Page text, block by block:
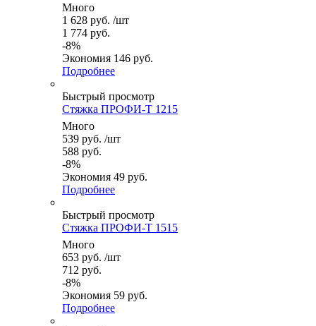
Много
1 628 руб. /шт
1 774 руб.
-8%
Экономия 146 руб.
Подробнее
Быстрый просмотр
Стяжка ПРОФИ-Т 1215
Много
539 руб. /шт
588 руб.
-8%
Экономия 49 руб.
Подробнее
Быстрый просмотр
Стяжка ПРОФИ-Т 1515
Много
653 руб. /шт
712 руб.
-8%
Экономия 59 руб.
Подробнее